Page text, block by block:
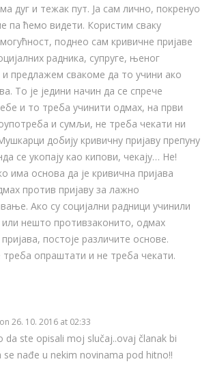
дуг и тежак пут. Ја сам лично, покренуо
па ћемо видети. Користим сваку
поднео сам кривичне пријаве
радника, супруге, њеног
и предлажем свакоме да то учини ако
То је једини начин да се спрече
и то треба учинити одмах, на први
и сумљи, не треба чекати ни
добију кривичну пријаву препуну
се укопају као кипови, чекају… Не!
има основа да је кривична пријава
против пријаву за лажно
Ако су социјални радници учинили
или нешто противзаконито, одмах
постоје различите основе.
опраштати и не треба чекати.
on 26. 10. 2016 at 02:33
da ste opisali moj slučaj..ovaj članak bi
se nađe u nekim novinama pod hitno!!